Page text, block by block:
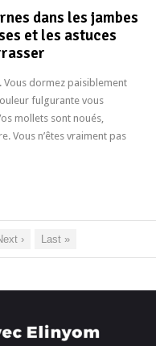
dans les jambes
et les astuces
Vous dormez paisiblement
fulgurante vous
mollets sont noués,
Vous n’êtes vraiment pas
› Last »